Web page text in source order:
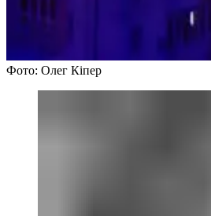
Фото: Олег Кіпер